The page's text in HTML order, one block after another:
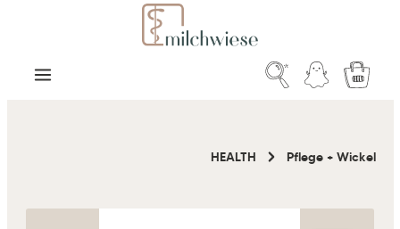
Zum Hauptinhalt springen
HEALTH Pflege + Wickel